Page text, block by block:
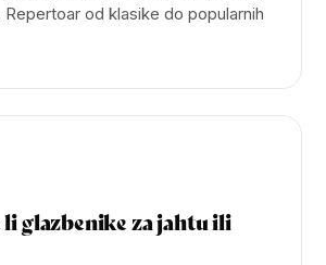
od klasike do popularnih
glazbenike za jahtu ili